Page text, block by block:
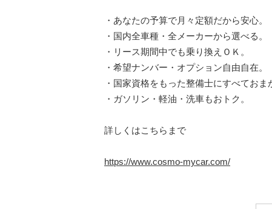
・あなたの予算で月々定額だから安心。
・国内全車種・全メーカーから選べる。
・リース期間中でも乗り換えＯＫ。
・希望ナンバー・オプション自由自在。
・国家資格をもった整備士にすべておま
・ガソリン・軽油・洗車もおトク。
詳しくはこちらまで
https://www.cosmo-mycar.com/